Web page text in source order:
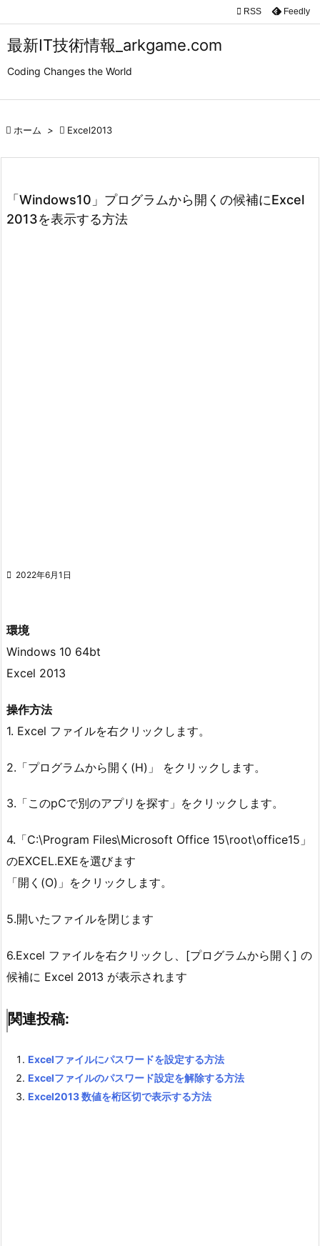
最新IT技術情報_arkgame.com
Coding Changes the World


検索
 RSS Feedly
 ホーム >  Excel2013
「Windows10」プログラムから開くの候補にExcel
2013を表示する方法
 2022年6月1日
環境
Windows 10 64bt
Excel 2013
操作方法
1. Excel ファイルを右クリックします。
2.「プログラムから開く(H)」 をクリックします。
3.「このpCで別のアプリを探す」をクリックします。
4.「C:\Program Files\Microsoft Office 15\root\office15」
のEXCEL.EXEを選びます
「開く(O)」をクリックします。
5.開いたファイルを閉じます
6.Excel ファイルを右クリックし、[プログラムから開く] の
候補に Excel 2013 が表示されます
関連投稿:
Excelファイルにパスワードを設定する方法
Excelファイルのパスワード設定を解除する方法
Excel2013 数値を桁区切で表示する方法